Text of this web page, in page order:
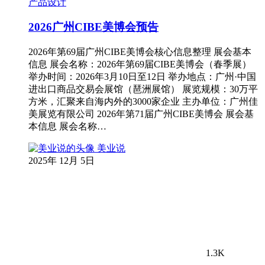
2026广州CIBE美博会预告
2026年第69届广州CIBE美博会核心信息整理 展会基本
信息 展会名称：2026年第69届CIBE美博会（春季展）
举办时间：2026年3月10日至12日 举办地点：广州·中国
进出口商品交易会展馆（琶洲展馆） 展览规模：30万平
方米，汇聚来自海内外的3000家企业 主办单位：广州佳
美展览有限公司 2026年第71届广州CIBE美博会 展会基
本信息 展会名称…
美业说
2025年 12月 5日
1.3K